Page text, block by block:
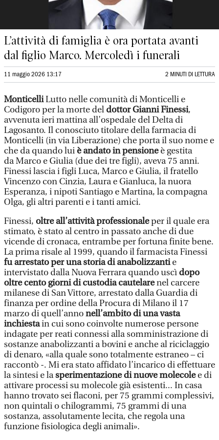
L’attività di famiglia è ora portata avanti
dal figlio Marco. Mercoledì i funerali
11 maggio 2026 13:17 2 MINUTI DI LETTURA
MonticelliLutto nelle comunità di Monticelli e
Codigoro per la morte del dottor Gianni Finessi,
avvenuta ieri mattina all’ospedale del Delta di
Lagosanto. Il conosciuto titolare della farmacia di
Monticelli (in via Liberazione) che porta il suo nome e
che da quando lui è andato in pensioneè gestita
da Marco e Giulia (due dei tre figli), aveva 75 anni.
Finessi lascia i figli Luca, Marco e Giulia, il fratello
Vincenzo con Cinzia, Laura e Gianluca, la nuora
Esperanza, i nipoti Santiago e Martina, la compagna
Olga, gli altri parenti e i tanti amici.
Finessi, oltre all’attività professionaleper il quale era
stimato, è stato al centro in passato anche di due
vicende di cronaca, entrambe per fortuna finite bene.
La prima risale al 1999, quando il farmacista Finessi
fu arrestato per una storia di anabolizzantie
intervistato dalla Nuova Ferrara quando uscì dopo
oltre cento giorni di custodia cautelarenel carcere
milanese di San Vittore, arrestato dalla Guardia di
finanza per ordine della Procura di Milano il 17
marzo di quell’annonell’ambito di una vasta
inchiestain cui sono coinvolte numerose persone
indagate per reati connessi alla somministrazione di
sostanze anabolizzanti a bovini e anche al riciclaggio
di denaro, «alla quale sono totalmente estraneo – ci
raccontò -. Mi era stato affidato l’incarico di effettuare
la sintesi e lasperimentazione di nuove molecolee di
attivare processi su molecole già esistenti... In casa
hanno trovato sei flaconi, per 75 grammi complessivi,
non quintali o chilogrammi, 75 grammi di una
sostanza, assolutamente lecita, che regola una
funzione fisiologica degli animali».